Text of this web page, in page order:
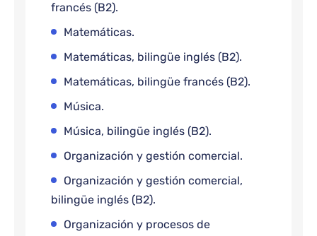
francés (B2).
Matemáticas.
Matemáticas, bilingüe inglés (B2).
Matemáticas, bilingüe francés (B2).
Música.
Música, bilingüe inglés (B2).
Organización y gestión comercial.
Organización y gestión comercial,
bilingüe inglés (B2).
Organización y procesos de